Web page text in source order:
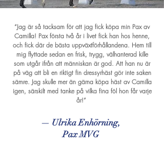
“Jag är så tacksam för att jag fick köpa min Pax av
Camilla! Pax första två år i livet fick han hos henne,
och fick där de bästa uppväxtförhållandena. Hem till
mig flyttade sedan en frisk, trygg, välhanterad kille
som utgår ifrån att människan är god. Att han nu är
på väg att bli en riktigt fin dressyrhäst gör inte saken
sämre. Jag skulle mer än gärna köpa häst av Camilla
igen, särskilt med tanke på vilka fina föl hon får varje
år!”
— Ulrika Enhörning,
Pax MVG